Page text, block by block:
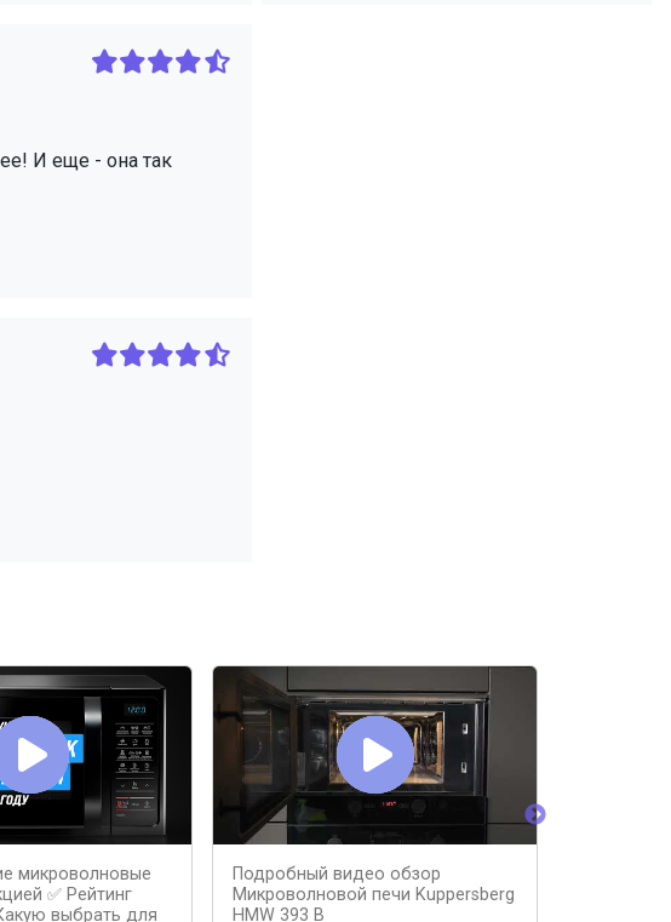
И еще - она так
микроволновые
✅ Рейтинг
выбрать для
Подробный видео обзор
Микроволновой печи Kuppersberg
HMW 393 B